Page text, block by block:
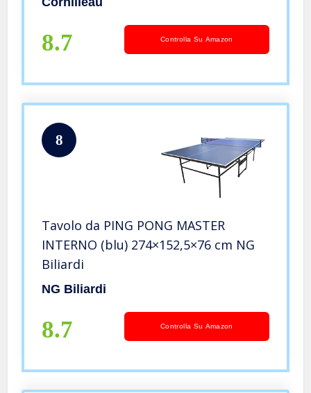
8.7 Controlla Su Amazon
8
Tavolo da PING PONG MASTER
INTERNO (blu) 274×152,5×76 cm NG
Biliardi
NG Biliardi
8.7 Controlla Su Amazon